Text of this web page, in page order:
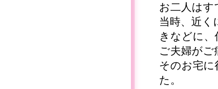
お二人は
当時、近
きなどに
ご夫婦が
そのお宅
た。